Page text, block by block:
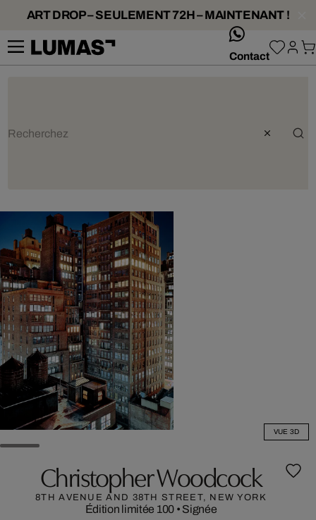
ART DROP – SEULEMENT 72H – MAINTENANT !
Contact
VUE 3D
Christopher Woodcock
8TH AVENUE AND 38TH STREET, NEW YORK
Édition limitée 100 • Signée